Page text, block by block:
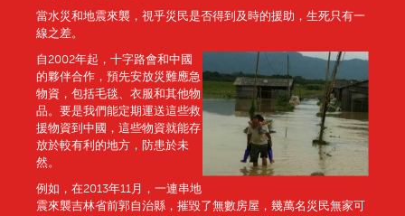
當水災和地震來襲，視乎災民是否得到及時的援助，生死只有一
線之差。
自2002年起，十字路會和中國
的夥伴合作，預先安放災難應急
物資，包括毛毯、衣服和其他物
品。要是我們能定期運送這些救
援物資到中國，這些物資就能存
放於較有利的地方，防患於未
然。
例如，在2013年11月，一連串地
震來襲吉林省前郭自治縣，摧毀了無數房屋，幾萬名災民無家可